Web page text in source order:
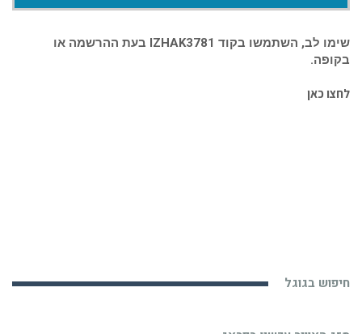
שימו לב, השתמשו בקוד IZHAK3781 בעת ההרשמה או
בקופה.
לחצו כאן
חיפוש בגוגל